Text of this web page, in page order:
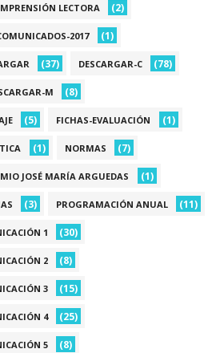
LECTORA (2)
2017 (1)
(37) DESCARGAR-C (78)
M (8)
(5) FICHAS-EVALUACIÓN (1)
(1) NORMAS (7)
JOSÉ MARÍA ARGUEDAS (1)
(3) PROGRAMACIÓN ANUAL (11)
1 (30)
2 (8)
3 (15)
4 (25)
5 (8)